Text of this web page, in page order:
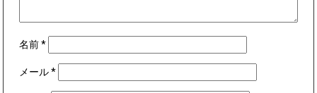
名前*
メール*